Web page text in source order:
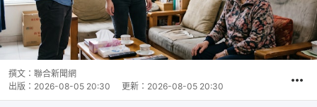
撰文： 聯合新聞網
出版： 2026-08-05 20:30 更新： 2026-08-05 20:30